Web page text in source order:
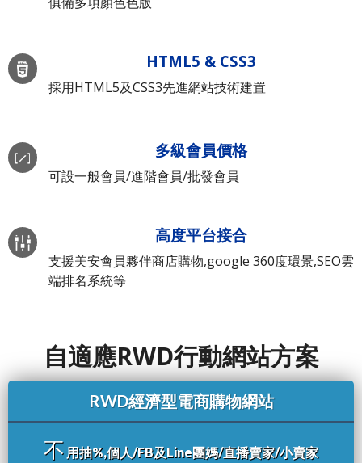
HTML5 & CSS3
採用HTML5及CSS3先進網站技術建置
多級會員價格
可設一般會員/進階會員/批發會員
高度平台接合
支援美安會員夥伴商店購物,google 360度環景,SEO雲
端排名系統等
自適應RWD行動網站方案
RWD經濟型電商購物網站
不 用抽%,個人/FB及Line團媽/直播賣家/小賣家